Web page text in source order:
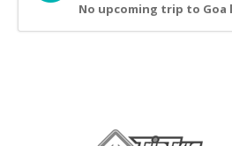
No upcoming trip to